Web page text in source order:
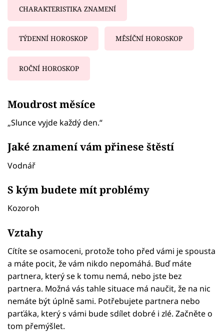
CHARAKTERISTIKA ZNAMENÍ
TÝDENNÍ HOROSKOP MĚSÍČNÍ HOROSKOP
ROČNÍ HOROSKOP
Moudrost měsíce
„Slunce vyjde každý den.“
Jaké znamení vám přinese štěstí
Vodnář
S kým budete mít problémy
Kozoroh
Vztahy
Cítíte se osamoceni, protože toho před vámi je spousta
a máte pocit, že vám nikdo nepomáhá. Buď máte
partnera, který se k tomu nemá, nebo jste bez
partnera. Možná vás tahle situace má naučit, že na nic
nemáte být úplně sami. Potřebujete partnera nebo
parťáka, který s vámi bude sdílet dobré i zlé. Začněte o
tom přemýšlet.